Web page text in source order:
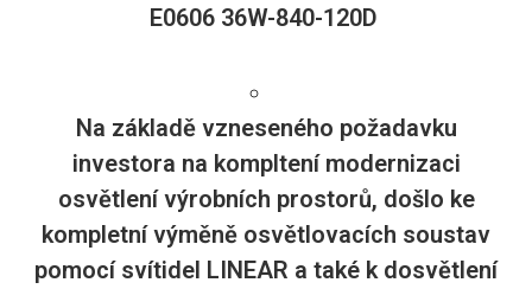
E0606 36W-840-120D
Na základě vzneseného požadavku
investora na kompltení modernizaci
osvětlení výrobních prostorů, došlo ke
kompletní výměně osvětlovacích soustav
pomocí svítidel LINEAR a také k dosvětlení